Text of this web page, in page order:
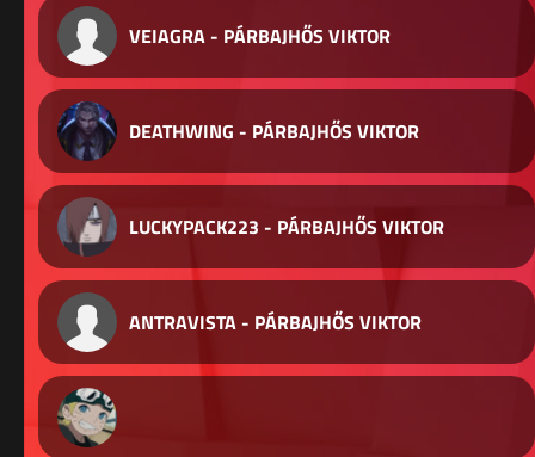
VEIAGRA - PÁRBAJHŐS VIKTOR
DEATHWING - PÁRBAJHŐS VIKTOR
LUCKYPACK223 - PÁRBAJHŐS VIKTOR
ANTRAVISTA - PÁRBAJHŐS VIKTOR